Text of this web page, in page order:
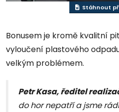
Stáhnout
Bonusem je kromě kvalitní
vyloučení plastového
velkým problémem.
Petr Kasa, ředitel
do hor nepatří a jsme